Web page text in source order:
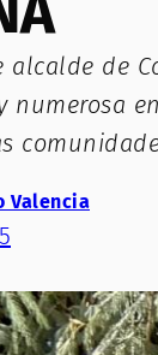
alcalde de
numerosa
Valencia